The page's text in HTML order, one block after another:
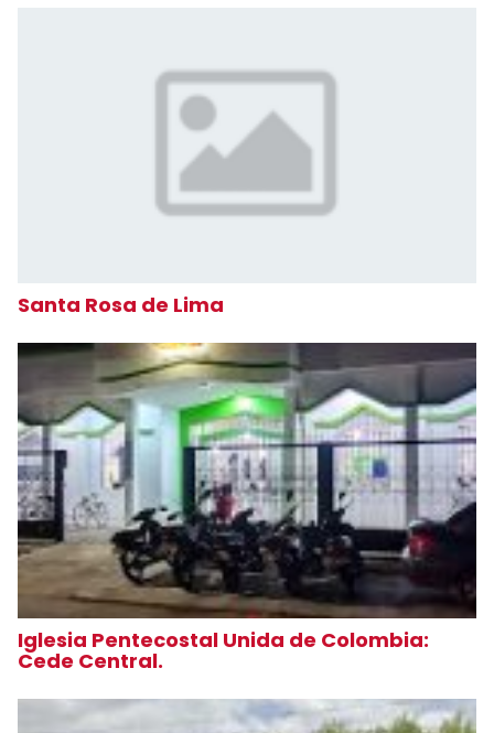
Santa Rosa de Lima
Iglesia Pentecostal Unida de Colombia:
Cede Central.